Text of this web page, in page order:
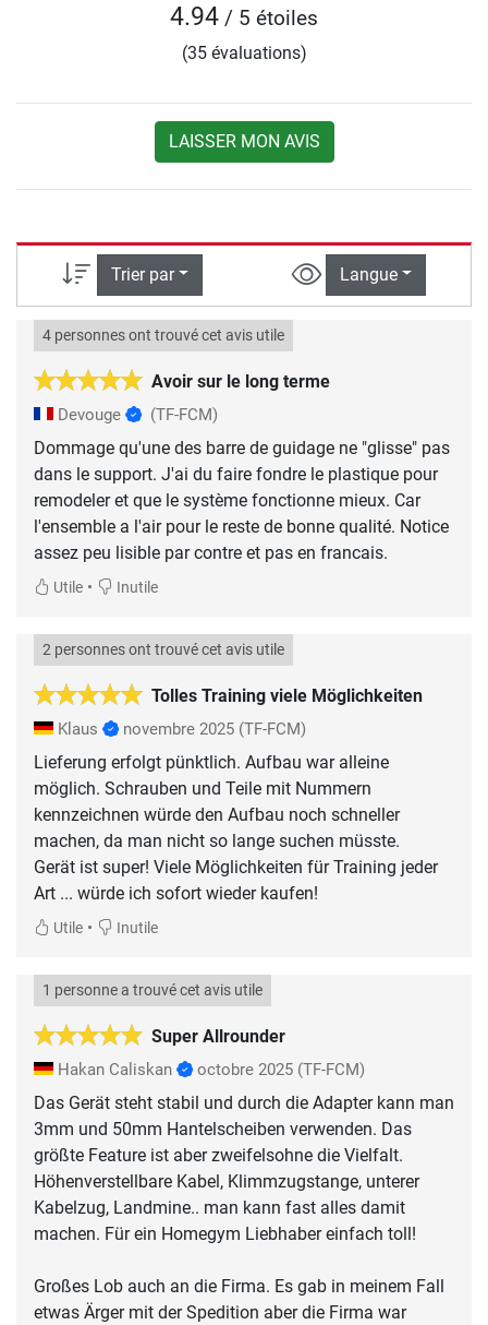
4.94 / 5 étoiles
(35 évaluations)
LAISSER MON AVIS
Trier par Langue
Avoir sur le long terme
4 personnes ont trouvé cet avis utile
Devouge (TF-FCM)
Dommage qu'une des barre de guidage ne "glisse" pas
dans le support. J'ai du faire fondre le plastique pour
remodeler et que le système fonctionne mieux. Car
l'ensemble a l'air pour le reste de bonne qualité. Notice
assez peu lisible par contre et pas en francais.
Utile • Inutile
Tolles Training viele Möglichkeiten
2 personnes ont trouvé cet avis utile
Klaus novembre 2025 (TF-FCM)
Lieferung erfolgt pünktlich. Aufbau war alleine
möglich. Schrauben und Teile mit Nummern
kennzeichnen würde den Aufbau noch schneller
machen, da man nicht so lange suchen müsste.
Gerät ist super! Viele Möglichkeiten für Training jeder
Art ... würde ich sofort wieder kaufen!
Utile • Inutile
Super Allrounder
1 personne a trouvé cet avis utile
Hakan Caliskan octobre 2025 (TF-FCM)
Das Gerät steht stabil und durch die Adapter kann man
3mm und 50mm Hantelscheiben verwenden. Das
größte Feature ist aber zweifelsohne die Vielfalt.
Höhenverstellbare Kabel, Klimmzugstange, unterer
Kabelzug, Landmine.. man kann fast alles damit
machen. Für ein Homegym Liebhaber einfach toll!
Großes Lob auch an die Firma. Es gab in meinem Fall
etwas Ärger mit der Spedition aber die Firma war